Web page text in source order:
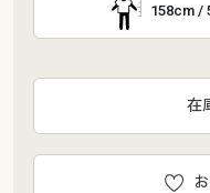
158cm /
在